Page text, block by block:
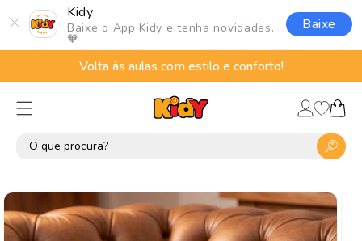
Kidy
Baixe o App Kidy e tenha novidades.
🧡
Baixe
para o
conteúdo
Volta às aulas com estilo e conforto!
Fazer
login
Lista
deCarrinho
informações
do produto